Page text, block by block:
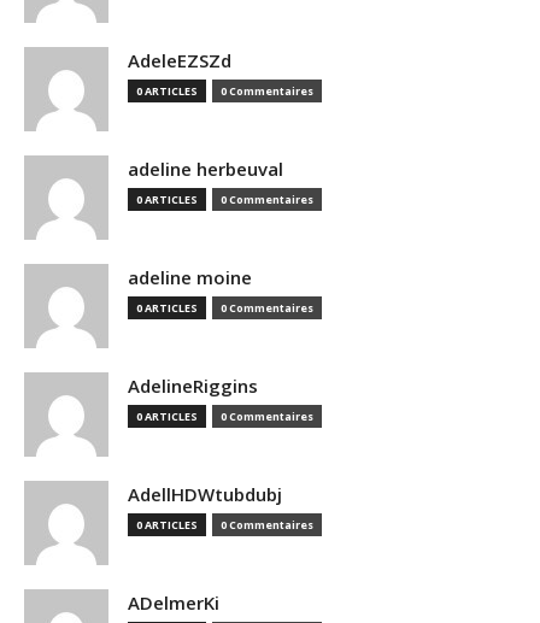
AdeleEZSZd
0 ARTICLES 0 Commentaires
adeline herbeuval
0 ARTICLES 0 Commentaires
adeline moine
0 ARTICLES 0 Commentaires
AdelineRiggins
0 ARTICLES 0 Commentaires
AdellHDWtubdubj
0 ARTICLES 0 Commentaires
ADelmerKi